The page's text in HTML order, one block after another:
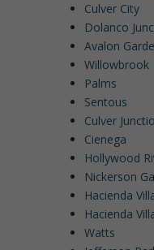
Culver City
Dolanco
Avalon
Willowbrook
Palms
Sentous
Culver
Cienega
Hollywood
Nickerson
Hacienda
Hacienda
Watts